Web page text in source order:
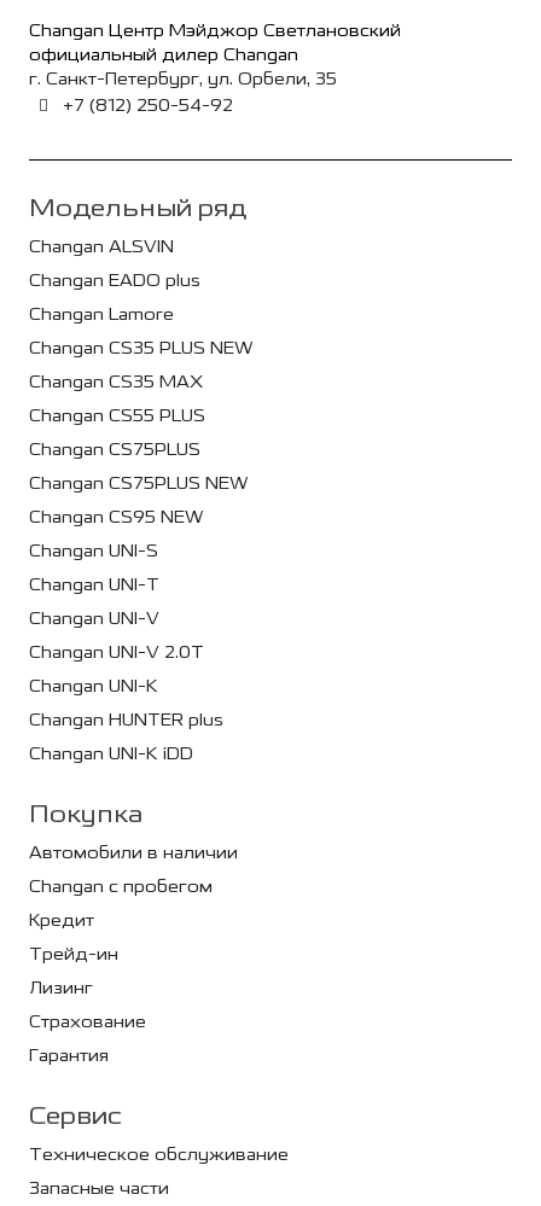
Changan Центр Мэйджор Светлановский
официальный дилер Changan
г. Санкт-Петербург, ул. Орбели, 35
+7 (812) 250-54-92
Модельный ряд
Changan ALSVIN
Changan EADO plus
Changan Lamore
Changan CS35 PLUS NEW
Changan CS35 MAX
Changan CS55 PLUS
Changan CS75PLUS
Changan CS75PLUS NEW
Changan CS95 NEW
Changan UNI-S
Changan UNI-T
Changan UNI-V
Changan UNI-V 2.0T
Changan UNI-K
Changan HUNTER plus
Changan UNI-K iDD
Покупка
Автомобили в наличии
Changan с пробегом
Кредит
Трейд-ин
Лизинг
Страхование
Гарантия
Сервис
Техническое обслуживание
Запасные части